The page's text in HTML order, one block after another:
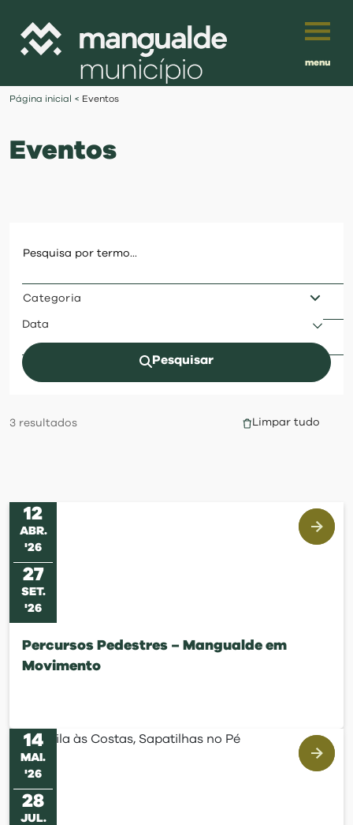
menu
investir
balcão digital
visit
Português
Página inicial < Eventos
Eventos
Categoria
Data
Pesquisar
3 resultados Limpar tudo
12
ABR.
'26
27
SET.
'26
Percursos Pedestres – Mangualde em
Movimento
14
MAI .
'26
28
JUL.